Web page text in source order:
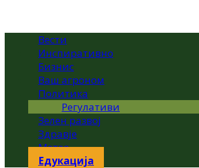
Вести
Инспиративно
Бизнис
Ваш агроном
Политика
Регулативи
Зелен развој
Здравје
Метео
Едукација